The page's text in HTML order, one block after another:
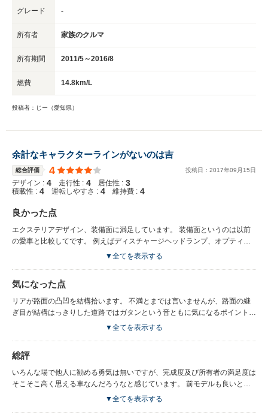
グレード -
所有者 家族のクルマ
所有期間 2011/5～2016/8
燃費 14.8km/L
投稿者：じー（愛知県）
余計なキャラクターラインがないのは吉
総合評価 4 投稿日： 2017年09 月 15日
デザイン : 4 走行性 : 4 居住性 : 3
積載性 : 4 運転しやすさ : 4 維持費 : 4
良かった点
エクステリアデザイン、装備面に満足しています。 装備面というのは以前
の愛車と比較してです。 例えばディスチャージヘッドランプ、オプティト
ロンメーター、マルチインフォメーションディスプレイ、ヒーター付レイン
ー、ボンネット裏の拡散式ウォッシャー等、以前の愛車に無かった装備なの
でお気に入りです。最近の車はいいですね。 おまけですが、夜間にスマー
トキーを持って車に近づくとアンロックする前にフワッとルームランプが灯
▼全てを表示する
気になった点
リアが路面の凸凹を結構拾います。 不満とまでは言いませんが、路面の継
ぎ目が結構はっきりした道路ではガタンという音ともに気になるポイントで
す。 横から見るとフロントに腰高感があるのであまり精悍な感じに見えな
▼全てを表示する
総評
いろんな場で他人に勧める勇気は無いですが、完成度及び所有者の満足度は
そこそこ高く思える車なんだろうなと感じています。 前モデルも良いと思
っていましたが、スタイルに関しては現行モデルのほうが好みです。 以前
▼全てを表示する